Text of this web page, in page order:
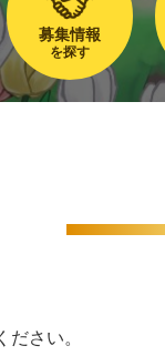
募集情報
を探す
さい。